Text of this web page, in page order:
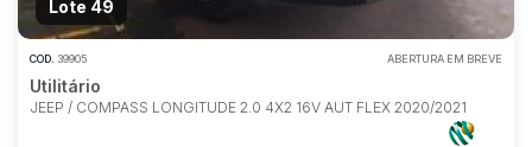
Lote 49
COD. 39905 ABERTURA EM BREVE
Utilitário
JEEP / COMPASS LONGITUDE 2.0 4X2 16V AUT FLEX 2020/2021